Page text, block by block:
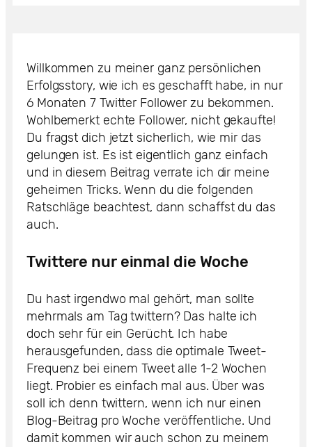
Willkommen zu meiner ganz persönlichen
Erfolgsstory, wie ich es geschafft habe, in nur
6 Monaten 7 Twitter Follower zu bekommen.
Wohlbemerkt echte Follower, nicht gekaufte!
Du fragst dich jetzt sicherlich, wie mir das
gelungen ist. Es ist eigentlich ganz einfach
und in diesem Beitrag verrate ich dir meine
geheimen Tricks. Wenn du die folgenden
Ratschläge beachtest, dann schaffst du das
auch.
Twittere nur einmal die Woche
Du hast irgendwo mal gehört, man sollte
mehrmals am Tag twittern? Das halte ich
doch sehr für ein Gerücht. Ich habe
herausgefunden, dass die optimale Tweet-
Frequenz bei einem Tweet alle 1-2 Wochen
liegt. Probier es einfach mal aus. Über was
soll ich denn twittern, wenn ich nur einen
Blog-Beitrag pro Woche veröffentliche. Und
damit kommen wir auch schon zu meinem